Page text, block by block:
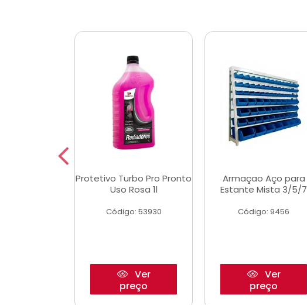
Protetivo Turbo Pro Pronto
Uso Rosa 1l
Código: 53930
Ver
preço
Armaçao Aço para
Estante Mista 3/5/7
Código: 9456
Ver
preço